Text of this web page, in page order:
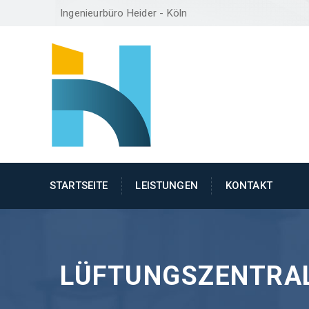
Ingenieurbüro Heider - Köln
STARTSEITE LEISTUNGEN KONTAKT